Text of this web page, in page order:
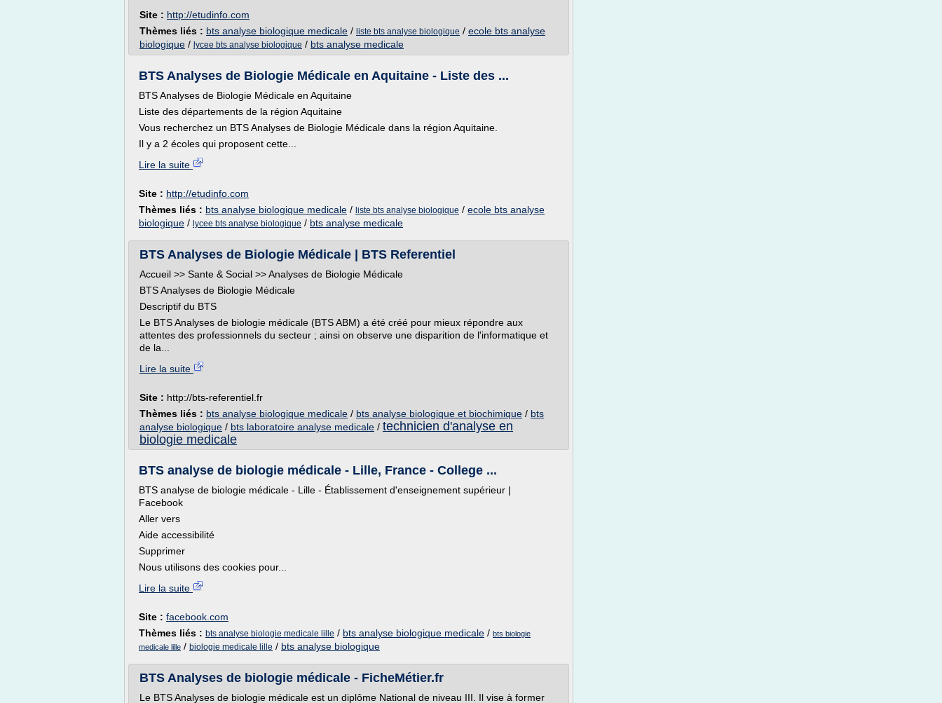
Site : http://etudinfo.com
Thèmes liés : bts analyse biologique medicale / liste bts analyse biologique / ecole bts analyse
biologique / lycee bts analyse biologique / bts analyse medicale
BTS Analyses de Biologie Médicale en Aquitaine - Liste des ...
BTS Analyses de Biologie Médicale en Aquitaine
Liste des départements de la région Aquitaine
Vous recherchez un BTS Analyses de Biologie Médicale dans la région Aquitaine.
Il y a 2 écoles qui proposent cette...
Lire la suite
Site : http://etudinfo.com
Thèmes liés : bts analyse biologique medicale / liste bts analyse biologique / ecole bts analyse
biologique / lycee bts analyse biologique / bts analyse medicale
BTS Analyses de Biologie Médicale | BTS Referentiel
Accueil >> Sante & Social >> Analyses de Biologie Médicale
BTS Analyses de Biologie Médicale
Descriptif du BTS
Le BTS Analyses de biologie médicale (BTS ABM) a été créé pour mieux répondre aux
attentes des professionnels du secteur ; ainsi on observe une disparition de l'informatique et
de la...
Lire la suite
Site : http://bts-referentiel.fr
Thèmes liés : bts analyse biologique medicale / bts analyse biologique et biochimique / bts
analyse biologique / bts laboratoire analyse medicale / technicien d'analyse en
biologie medicale
BTS analyse de biologie médicale - Lille, France - College ...
BTS analyse de biologie médicale - Lille - Établissement d'enseignement supérieur |
Facebook
Aller vers
Aide accessibilité
Supprimer
Nous utilisons des cookies pour...
Lire la suite
Site : facebook.com
Thèmes liés : bts analyse biologie medicale lille / bts analyse biologique medicale / bts biologie
medicale lille / biologie medicale lille / bts analyse biologique
BTS Analyses de biologie médicale - FicheMétier.fr
Le BTS Analyses de biologie médicale est un diplôme National de niveau III. Il vise à former